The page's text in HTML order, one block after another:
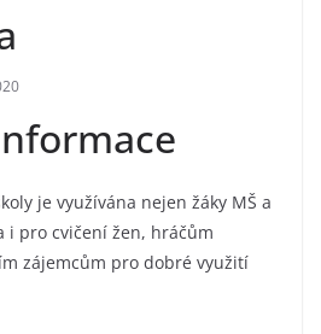
je využívána nejen žáky MŠ a
i pro cvičení žen, hráčům
zájemcům pro dobré využití